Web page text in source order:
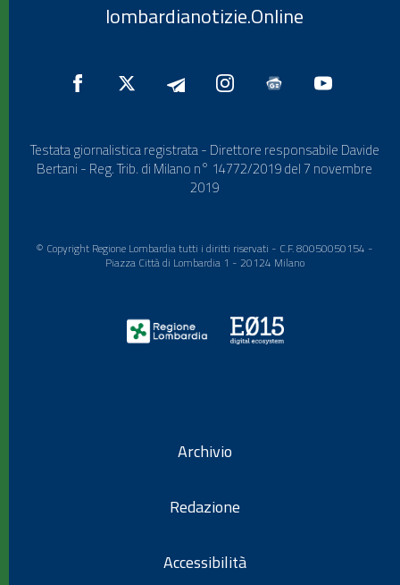
lombardianotizie.Online
Testata giornalistica registrata - Direttore responsabile Davide
Bertani - Reg. Trib. di Milano n° 14772/2019 del 7 novembre
2019
© Copyright Regione Lombardia tutti i diritti riservati - C.F. 80050050154 -
Piazza Città di Lombardia 1 - 20124 Milano
Archivio
Redazione
Accessibilità